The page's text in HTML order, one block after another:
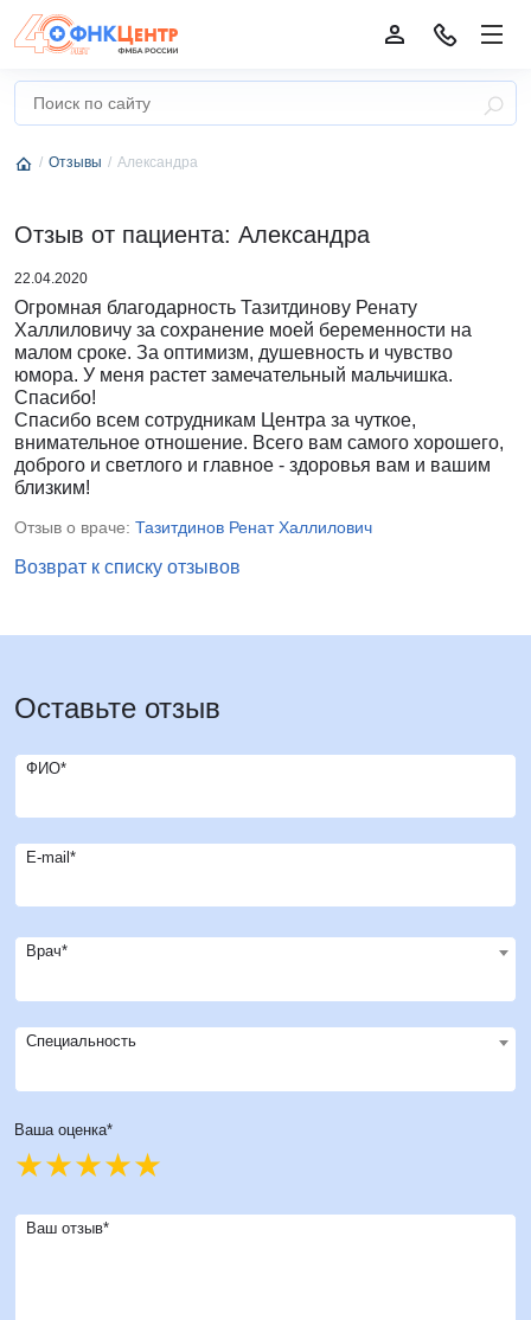
Отзывы Александра
Отзыв от пациента: Александра
22.04.2020
Огромная благодарность Тазитдинову Ренату
Халлиловичу за сохранение моей беременности на
малом сроке. За оптимизм, душевность и чувство
юмора. У меня растет замечательный мальчишка.
Спасибо!
Спасибо всем сотрудникам Центра за чуткое,
внимательное отношение. Всего вам самого хорошего,
доброго и светлого и главное - здоровья вам и вашим
близким!
Отзыв о враче: Тазитдинов Ренат Халлилович
Возврат к списку отзывов
Оставьте отзыв
ФИО*
E-mail*
Врач*
Специальность
Ваша оценка*
Ваш отзыв*